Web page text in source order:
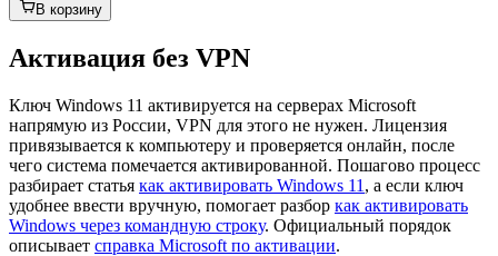
В корзину
Активация без VPN
Ключ Windows 11 активируется на серверах Microsoft
напрямую из России, VPN для этого не нужен. Лицензия
привязывается к компьютеру и проверяется онлайн, после
чего система помечается активированной. Пошагово процесс
разбирает статья как активировать Windows 11 , а если ключ
удобнее ввести вручную, помогает разбор как активировать
Windows через командную строку. Официальный порядок
описывает справка Microsoft по активации.